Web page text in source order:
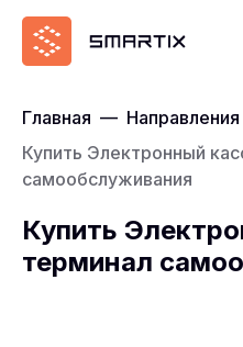
Главная — Направления
Купить Электронный
самообслуживания
Купить
терминал